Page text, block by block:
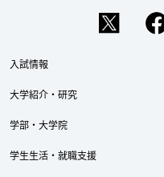
入試情報
大学紹介・研究
学部・大学院
学生生活・就職支援